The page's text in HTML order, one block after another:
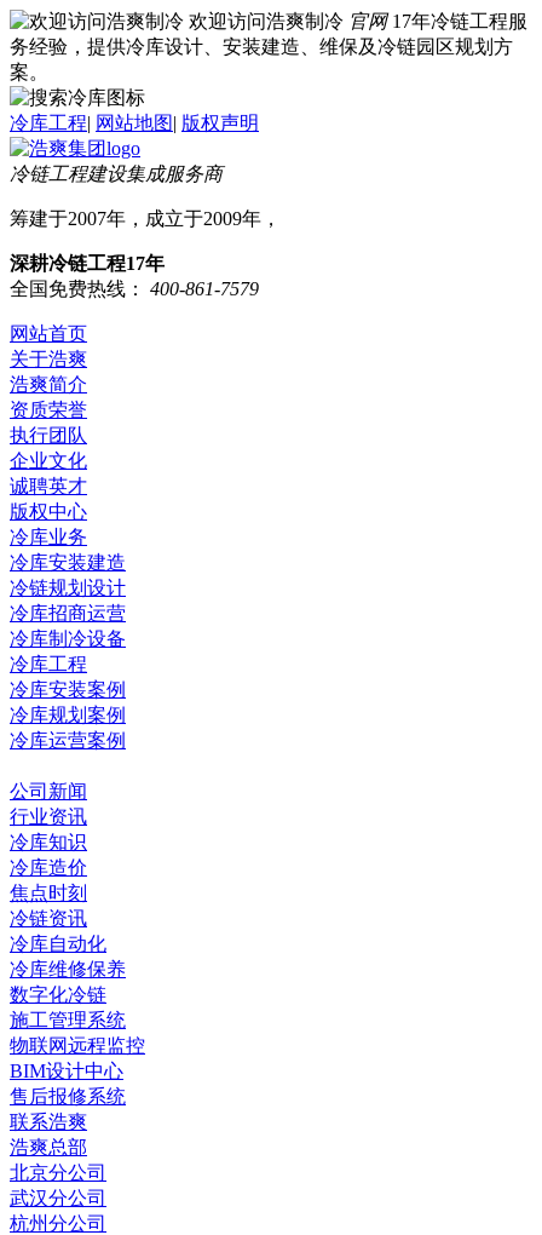
欢迎访问浩爽制冷 官网 17年冷链工程服
务经验，提供冷库设计、安装建造、维保及冷链园区规划方
案。
冷库工程| 网站地图| 版权声明
冷链工程建设集成服务商
筹建于2007年，成立于2009年，
深耕冷链工程17年
全国免费热线：
400-861-7579
网站首页
关于浩爽
浩爽简介
资质荣誉
执行团队
企业文化
诚聘英才
版权中心
冷库业务
冷库安装建造
冷链规划设计
冷库招商运营
冷库制冷设备
冷库工程
冷库安装案例
冷库规划案例
冷库运营案例
公司新闻
行业资讯
冷库知识
冷库造价
焦点时刻
冷链资讯
冷库自动化
冷库维修保养
数字化冷链
施工管理系统
物联网远程监控
BIM设计中心
售后报修系统
联系浩爽
浩爽总部
北京分公司
武汉分公司
杭州分公司